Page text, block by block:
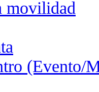
movilidad
(Evento/